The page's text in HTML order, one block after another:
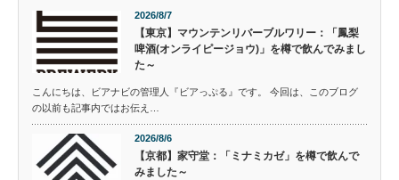
2026/8/7
【東京】マウンテンリバーブルワリー：「鳳梨
啤酒(オンライピージョウ)」を樽で飲んでみまし
た～
こんにちは、ビアナビの管理人『ビアっぷる』です。 今回は、このブログ
の以前も記事内ではお伝え…
2026/8/6
【京都】家守堂：「ミナミカゼ」を樽で飲んで
みました～